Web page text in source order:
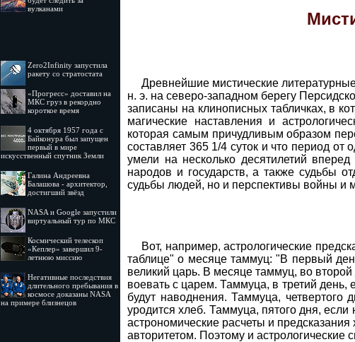
вулканами
Zero2Infinity запустила
ракету со стратостата
«Прогресс» доставил на
МКС груз в рекордно
короткое время
4 октября 1957 года с
Байконура был запущен
первый в мире
искусственный спутник Земли
Галина Андреевна
Балашова - архитектор,
достигший звёзд
NASA и Google запустили
виртуальный тур по МКС
Космический телескоп
«Кеплер» завершил 9-
летнюю миссию
Негативные последствия
длительного пребывания в
космосе доказаны NASA
на примере близнецов
Древнейшие мистические
н. э. на северо-западном берегу
записаны на клинописных табличках, в
магические наставления и
которая самым причудливым образом
составляет 365 1/4 суток и что период от
умели на несколько десятилетий
народов и государств, а также судьбы
судьбы людей, но и перспективы войны и
Вот, например, астрологические
таблице" о месяце таммуц: "В первый
великий царь. В месяце таммуц, во второй
воевать с царем. Таммуца, в третий день,
будут наводнения. Таммуца, четвертого
уродится хлеб. Таммуца, пятого дня, если
астрономические расчеты и
авторитетом. Поэтому и